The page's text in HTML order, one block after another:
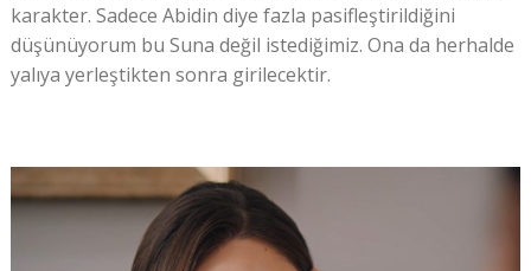
karakter. Sadece Abidin diye fazla pasifleştirildiğini
düşünüyorum bu Suna değil istediğimiz. Ona da herhalde
yalıya yerleştikten sonra girilecektir.